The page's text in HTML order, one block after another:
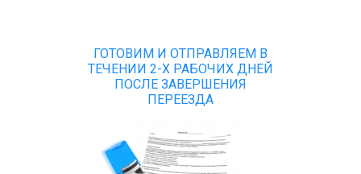
ГОТОВИМ И ОТПРАВЛЯЕМ В
ТЕЧЕНИИ 2-Х РАБОЧИХ ДНЕЙ
ПОСЛЕ ЗАВЕРШЕНИЯ
ПЕРЕЕЗДА